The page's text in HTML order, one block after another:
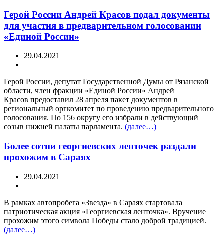
Герой России Андрей Красов подал документы
для участия в предварительном голосовании
«Единой России»
29.04.2021
Герой России, депутат Государственной Думы от Рязанской
области, член фракции «Единой России» Андрей
Красов предоставил 28 апреля пакет документов в
региональный оргкомитет по проведению предварительного
голосования. По 156 округу его избрали в действующий
созыв нижней палаты парламента. (далее…)
Более сотни георгиевских ленточек раздали
прохожим в Сараях
29.04.2021
В рамках автопробега «Звезда» в Сараях стартовала
патриотическая акция «Георгиевская ленточка». Вручение
прохожим этого символа Победы стало доброй традицией.
(далее…)